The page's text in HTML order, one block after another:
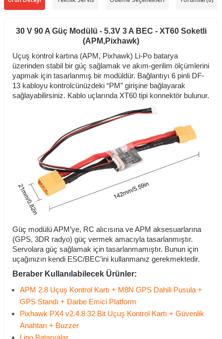
30 V 90 A Güç Modülü - 5.3V 3 A BEC - XT60 Soketli
(APM,Pixhawk)
Uçuş kontrol kartına (APM, Pixhawk) Li-Po batarya
üzerinden stabil bir güç sağlamak ve akım-gerilim ölçümlerini
yapmak için tasarlanmış bir modüldür. Bağlantıyı 6 pinli DF-
13 kabloyu kontrolcünüzdeki “PM” girişine bağlayarak
sağlayabilirsiniz. Kablo uçlarında XT60 tipi konnektör bulunur.
Güç modülü APM’ye, RC alıcısına ve APM aksesuarlarına
(GPS, 3DR radyo) güç vermek amacıyla tasarlanmıştır.
Servolara güç sağlamak için tasarlanmamıştır. Bunun için
uçağınızın kendi ESC/BEC’ini kullanmanız gerekmektedir.
Beraber Kullanılabilecek Ürünler:
APM 2.8 Uçuş Kontrol Kartı + M8N GPS Dahili Pusula +
GPS Standı + Darbe Emici Platform
Pixhawk PX4 v2.4.8 32 Bit Uçuş Kontrol Kartı + Güvenlik
Anahtarı + Buzzer